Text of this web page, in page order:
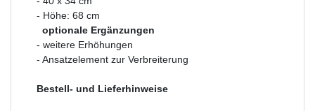
- Höhe: 68 cm
optionale Ergänzungen
- weitere Erhöhungen
- Ansatzelement zur Verbreiterung
Bestell- und Lieferhinweise